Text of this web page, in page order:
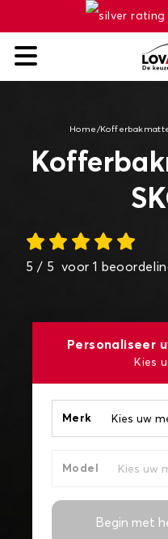
Home /
5 / 5 voor 1
Personaliseer
Kies
Merk
Model
Begin met